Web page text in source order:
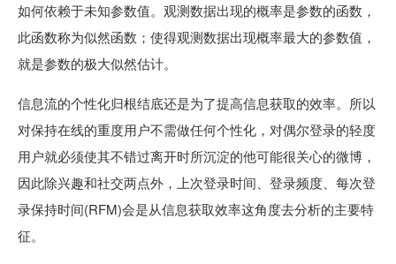
如何依赖于未知参数值。观测数据出现的概率是参数的函数，
此函数称为似然函数；使得观测数据出现概率最大的参数值，
就是参数的极大似然估计。
信息流的个性化归根结底还是为了提高信息获取的效率。所以
对保持在线的重度用户不需做任何个性化，对偶尔登录的轻度
用户就必须使其不错过离开时所沉淀的他可能很关心的微博，
因此除兴趣和社交两点外，上次登录时间、登录频度、每次登
录保持时间(RFM)会是从信息获取效率这角度去分析的主要特
征。